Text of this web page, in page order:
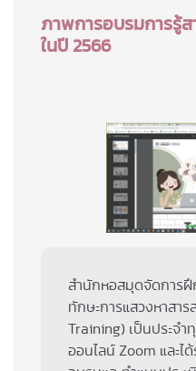
ภาพการอบรมการรู้ส
ในปี 2566
สำนักหอสมุดจัดการฝึ
ทักษะการแสวงหาสา
Training) เป็นประจำ
ออนไลน์ Zoom และไ